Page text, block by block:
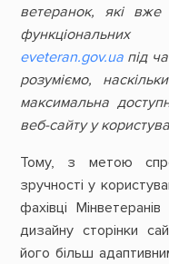
ветеранок, які
функціональних
eveteran.gov.uaпід
розуміємо,
максимальна
веб-сайту у
Тому, з метою
зручності у
фахівці
дизайну сторінки
його більш